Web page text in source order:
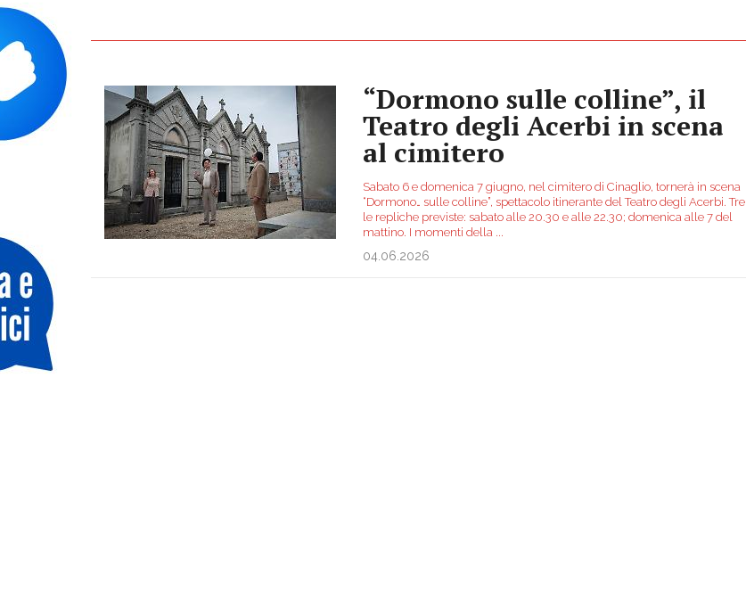
“Dormono sulle colline”, il
Teatro degli Acerbi in scena
al cimitero
Sabato 6 e domenica 7 giugno, nel cimitero di Cinaglio, tornerà in scena
“Dormono… sulle colline”, spettacolo itinerante del Teatro degli Acerbi. Tre
le repliche previste: sabato alle 20.30 e alle 22.30; domenica alle 7 del
mattino. I momenti della
04.06.2026